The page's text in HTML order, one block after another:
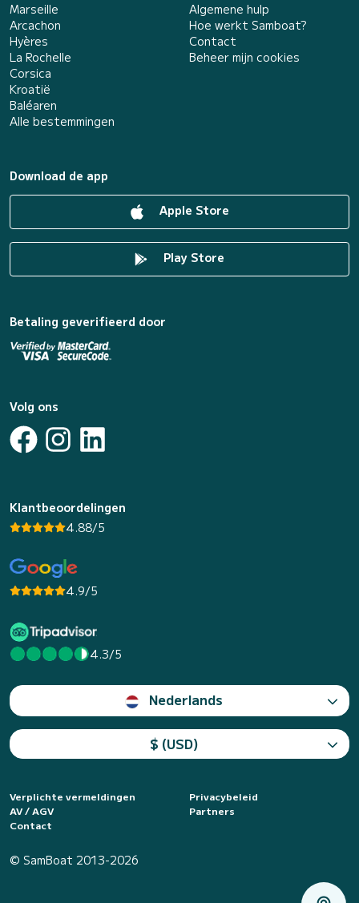
Marseille
Arcachon
Hyères
La Rochelle
Corsica
Kroatië
Baléaren
Alle bestemmingen
Algemene hulp
Hoe werkt Samboat?
Contact
Beheer mijn cookies
Download de app
Apple Store
Play Store
Betaling geverifieerd door
Volg ons
Klantbeoordelingen
4.88/5
4.9/5
4.3/5
Nederlands
$ (USD)
Verplichte vermeldingen
Privacybeleid
AV / AGV
Partners
Contact
© SamBoat 2013-2026